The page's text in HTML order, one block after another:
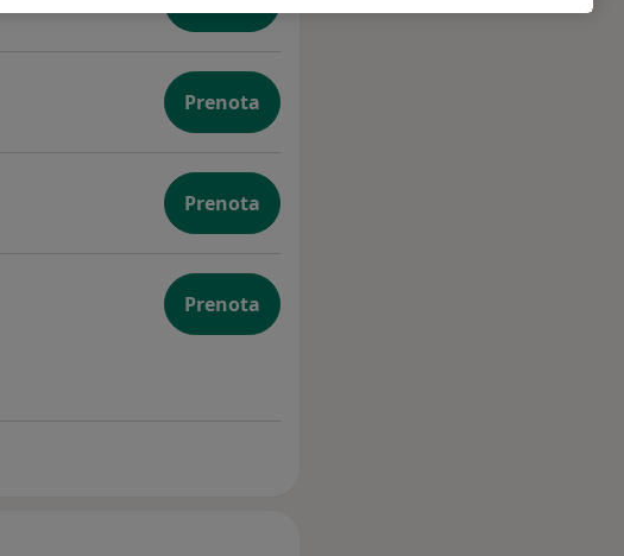
Prenota
Prenota
Prenota